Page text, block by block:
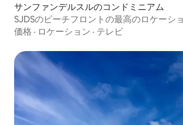
サンファンデルスルのコンドミニアム
SJDSのビーチフロントの最高のロケーシ
浴室1室
価格 · ロケーション · テレビ